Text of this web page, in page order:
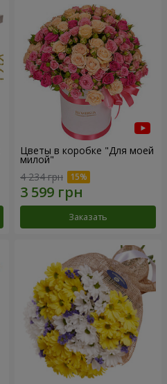
Цветы в коробке "Для моей
милой"
4 234 грн
Заказать